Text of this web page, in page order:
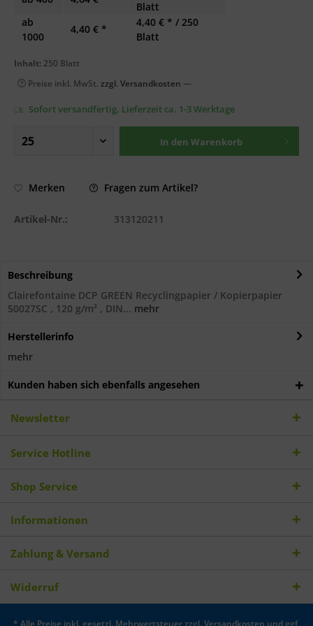
Blatt
ab
1000
4,40 € *
4,40 € * / 250
Blatt
Inhalt: 250 Blatt
Preise inkl. MwSt. zzgl. Versandkosten —
Sofort versandfertig, Lieferzeit ca. 1-3 Werktage
In den Warenkorb
Merken Fragen zum Artikel?
Artikel-Nr.: 313120211
Beschreibung
Clairefontaine DCP GREEN Recyclingpapier / Kopierpapier
50027SC , 120 g/m² , DIN... mehr
Herstellerinfo
mehr
Kunden haben sich ebenfalls angesehen
Newsletter
Service Hotline
Shop Service
Informationen
Zahlung & Versand
Widerruf
* Alle Preise inkl. gesetzl. Mehrwertsteuer zzgl. Versandkosten und ggf.